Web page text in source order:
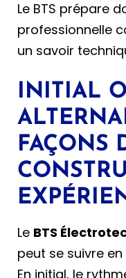
Le BTS prépare
professionnelle
un savoir
INITIAL
FAÇONS
Le BTS
peut se suivre en
En initial, le